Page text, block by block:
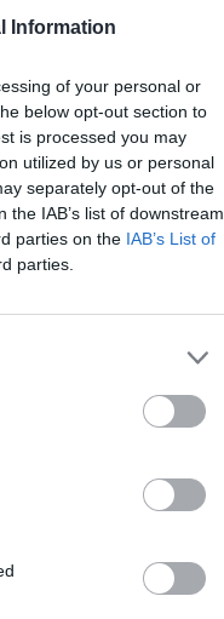
Information
of your personal or
below opt-out section to
is processed you may
utilized by us or personal
separately opt-out of the
IAB’s list of downstream
parties on the IAB’s List of
parties.